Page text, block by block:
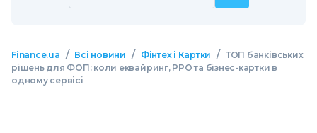
Finance.ua / Всі новини / Фінтех і Картки / ТОП банківських
рішень для ФОП: коли еквайринг, РРО та бізнес-картки в
одному сервісі